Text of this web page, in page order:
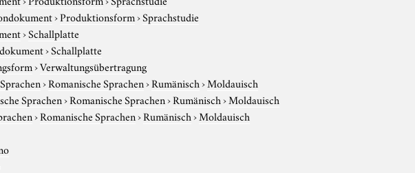
›Produktionsform›Sprachstudie
›Schallplatte
›Schallplatte
›Verwaltungsübertragung
›Romanische Sprachen›Rumänisch›Moldauisch
Sprachen›Romanische Sprachen›Rumänisch›Moldauisch
›Romanische Sprachen›Rumänisch›Moldauisch